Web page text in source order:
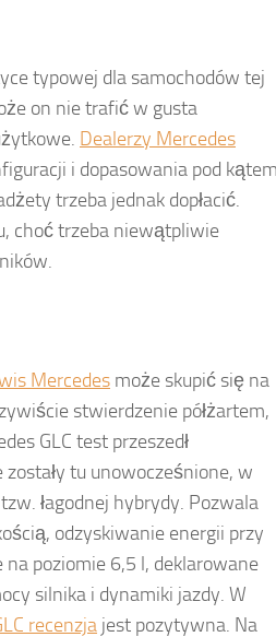
typowej dla samochodów tej
on nie trafić w gusta
Dealerzy Mercedes
i dopasowania pod kątem
trzeba jednak dopłacić.
choć trzeba niewątpliwie
Mercedes może skupić się na
stwierdzenie półżartem,
GLC test przeszedł
tu unowocześnione, w
łagodnej hybrydy. Pozwala
odzyskiwanie energii przy
poziomie 6,5 l, deklarowane
silnika i dynamiki jazdy. W
recenzja jest pozytywna. Na